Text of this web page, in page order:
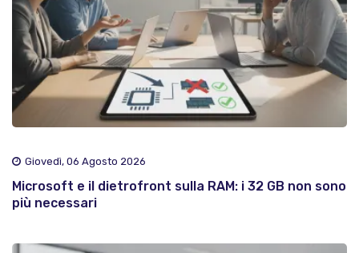
Giovedì, 06 Agosto 2026
Microsoft e il dietrofront sulla RAM: i 32 GB non sono
più necessari